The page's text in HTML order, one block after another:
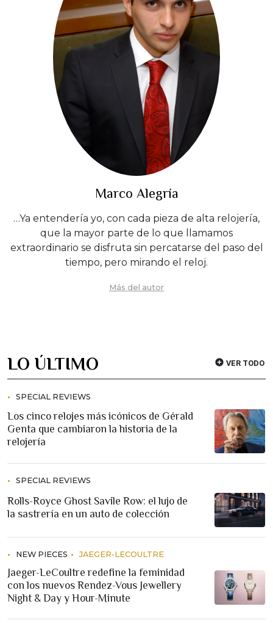
Marco Alegría
…Ya entendería yo, con cada pieza de alta relojería,
que la mayor parte de lo que llamamos
extraordinario se disfruta sin percatarse del paso del
tiempo, pero mirando el reloj.
Más del autor
LO ÚLTIMO VER TODO
SPECIAL REVIEWS
Los cinco relojes más icónicos de Gérald
Genta que cambiaron la historia de la
relojería
SPECIAL REVIEWS
Rolls-Royce Ghost Savile Row: el lujo de
la sastrería en un auto de colección
NEW PIECES JAEGER-LECOULTRE
Jaeger-LeCoultre redefine la feminidad
con los nuevos Rendez-Vous Jewellery
Night & Day y Hour-Minute